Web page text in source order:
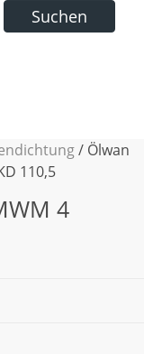
Suchen
/ Ölwan
110,5
4